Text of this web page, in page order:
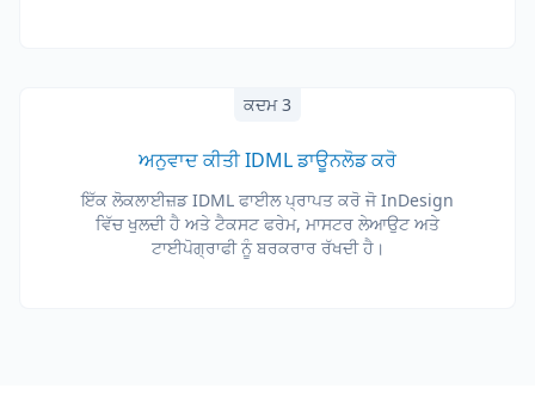
ਕਦਮ 3
ਅਨੁਵਾਦ ਕੀਤੀ IDML ਡਾਊਨਲੋਡ ਕਰੋ
ਇੱਕ ਲੋਕਲਾਈਜ਼ਡ IDML ਫਾਈਲ ਪ੍ਰਾਪਤ ਕਰੋ ਜੋ InDesign
ਵਿੱਚ ਖੁਲਦੀ ਹੈ ਅਤੇ ਟੈਕਸਟ ਫਰੇਮ, ਮਾਸਟਰ ਲੇਆਉਟ ਅਤੇ
ਟਾਈਪੋਗ੍ਰਾਫੀ ਨੂੰ ਬਰਕਰਾਰ ਰੱਖਦੀ ਹੈ।